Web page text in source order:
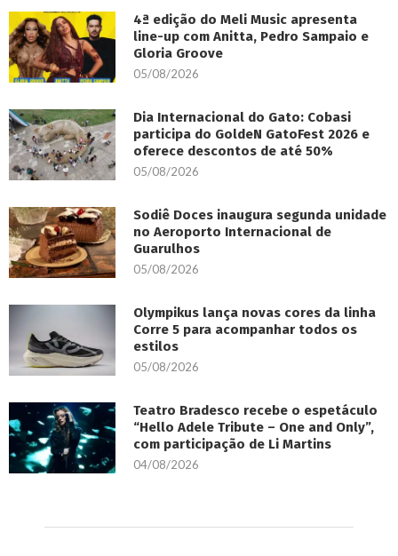
4ª edição do Meli Music apresenta
line-up com Anitta, Pedro Sampaio e
Gloria Groove
05/08/2026
Dia Internacional do Gato: Cobasi
participa do GoldeN GatoFest 2026 e
oferece descontos de até 50%
05/08/2026
Sodiê Doces inaugura segunda unidade
no Aeroporto Internacional de
Guarulhos
05/08/2026
Olympikus lança novas cores da linha
Corre 5 para acompanhar todos os
estilos
05/08/2026
Teatro Bradesco recebe o espetáculo
“Hello Adele Tribute – One and Only”,
com participação de Li Martins
04/08/2026